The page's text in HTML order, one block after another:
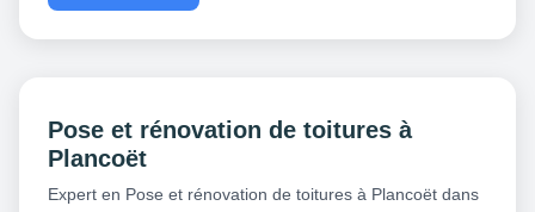
Pose et rénovation de toitures à
Plancoët
Expert en Pose et rénovation de toitures à Plancoët dans